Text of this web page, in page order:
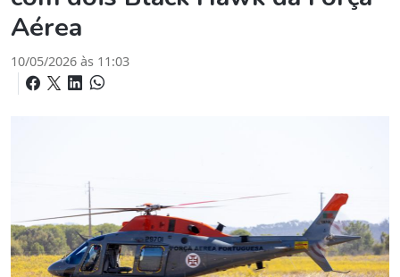
Aérea
10/05/2026 às 11:03